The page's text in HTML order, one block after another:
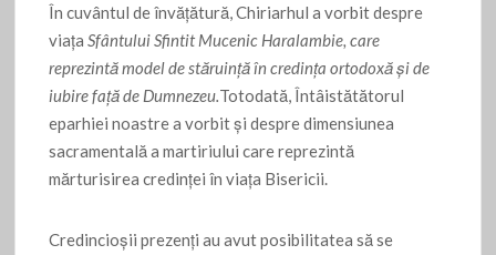
În cuvântul de învăţătură, Chiriarhul a vorbit despre
viaţaSfântului Sfintit Mucenic Haralambie, care
reprezintă model de stăruinţă în credinţa ortodoxă şi de
iubire faţă de Dumnezeu.Totodată, Întâistătătorul
eparhiei noastre a vorbit şi despre dimensiunea
sacramentală a martiriului care reprezintă
mărturisirea credinţei în viaţa Bisericii.
Credincioşii prezenţi au avut posibilitatea să se